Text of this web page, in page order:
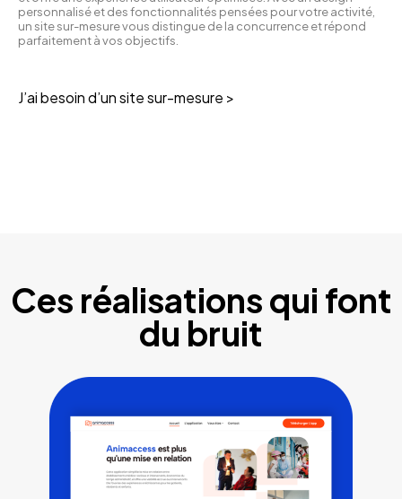
personnalisé et des fonctionnalités pensées pour votre activité,
un site sur-mesure vous distingue de la concurrence et répond
parfaitement à vos objectifs.
J’ai besoin d’un site sur-mesure >
Ces réalisations qui font
du bruit